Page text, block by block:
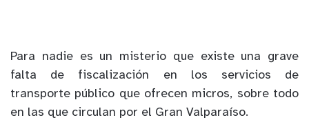
Para nadie es un misterio que existe una grave
falta de fiscalización en los servicios de
transporte público que ofrecen micros, sobre todo
en las que circulan por el Gran Valparaíso.